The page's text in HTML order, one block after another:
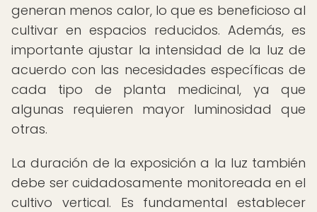
generan menos calor, lo que es beneficioso al
cultivar en espacios reducidos. Además, es
importante ajustar la intensidad de la luz de
acuerdo con las necesidades específicas de
cada tipo de planta medicinal, ya que
algunas requieren mayor luminosidad que
otras.
La duración de la exposición a la luz también
debe ser cuidadosamente monitoreada en el
cultivo vertical. Es fundamental establecer